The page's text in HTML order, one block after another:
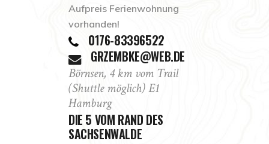
Aufpreis Ferienwohnung
vorhanden!
0176-83396522
GRZEMBKE@WEB.DE
Börnsen, 4 km vom Trail
(Shuttle möglich) E1
Hamburg
DIE 5 VOM RAND DES
SACHSENWALDE